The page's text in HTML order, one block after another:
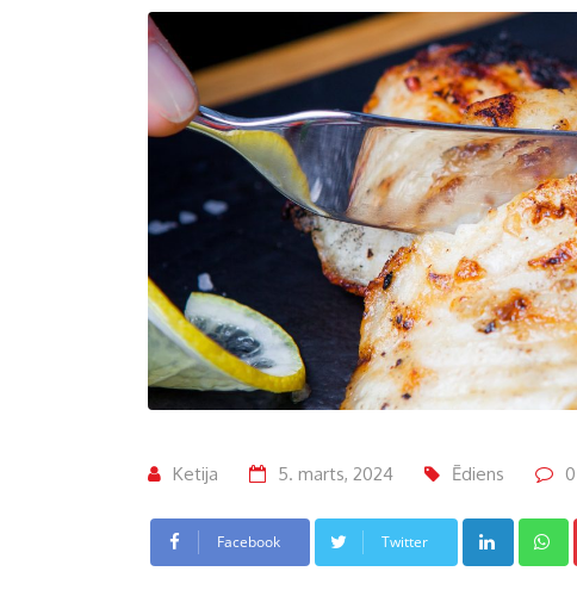
Ketija 5. marts, 2024 Ēdiens
Facebook Twitter